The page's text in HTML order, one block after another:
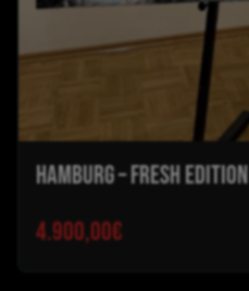
HAMBURG – FRESH EDITION
4.900,00€